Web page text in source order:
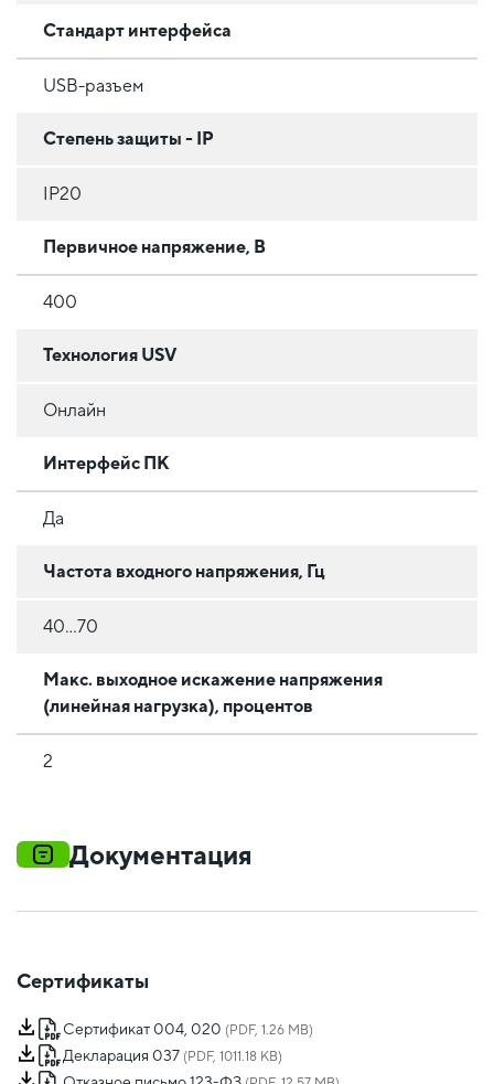
Стандарт интерфейса
USB-разъем
Степень защиты - IP
IP20
Первичное напряжение, В
400
Технология USV
Онлайн
Интерфейс ПК
Да
Частота входного напряжения, Гц
40…70
Макс. выходное искажение напряжения
(линейная нагрузка), процентов
2
Документация
Сертификаты
Сертификат 004, 020 (PDF, 1.26 MB)
Декларация 037 (PDF, 1011.18 KB)